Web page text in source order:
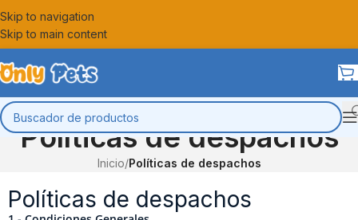
Skip to navigation
Skip to main content
Políticas de despachos
Inicio/Políticas de despachos
Políticas de despachos